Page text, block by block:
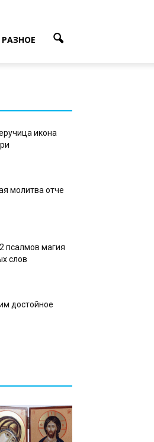
РАЗНОЕ
икона
молитва отче
псалмов магия
слов
достойное